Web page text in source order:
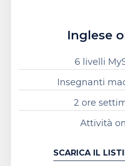
Inglese
6 livelli
Insegnanti
2 ore
Attività
SCARICA IL